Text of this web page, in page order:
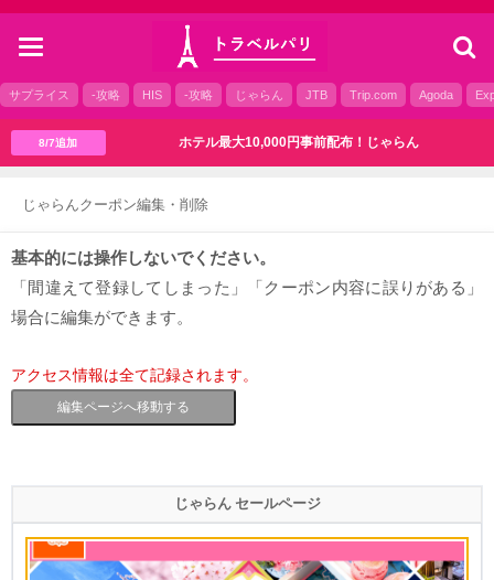
toggle
サプライス -攻略 HIS -攻略 じゃらん JTB Trip.com Agoda
8/7追加 ホテル最大10,000円事前配布！じゃらん
じゃらんクーポン編集・削除
基本的には操作しないでください。
「間違えて登録してしまった」「クーポン内容に誤りがある」
場合に編集ができます。
アクセス情報は全て記録されます。
編集ページへ移動する
じゃらん セールページ